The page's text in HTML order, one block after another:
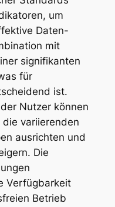
um
Daten-
mit
signifikanten
für
ist.
Nutzer können
variierenden
ausrichten und
Die
Verfügbarkeit
Betrieb